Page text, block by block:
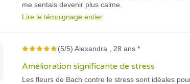
me sentais devenir plus calme.
Lire le témoignage entier
(5/5) Alexandra , 28 ans *
Amélioration significante de stress
Les fleurs de Bach contre le stress sont idéales